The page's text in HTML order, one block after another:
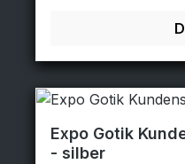
Magnet. Poster
58x122cmLogo
Expo Gotik
- silber